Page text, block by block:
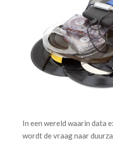
In een wereld waarin data
wordt de vraag naar